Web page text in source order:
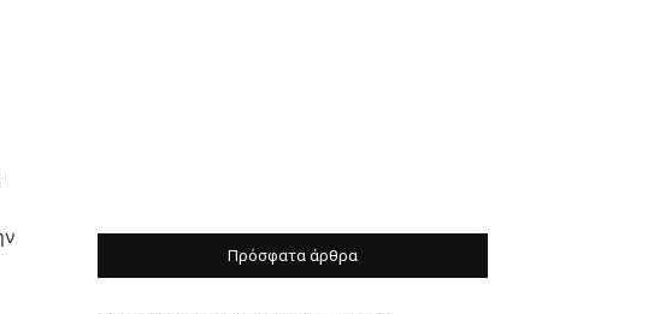
Πρόσφατα άρθρα